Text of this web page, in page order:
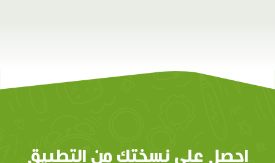
احصل على نسختك من التطبيق